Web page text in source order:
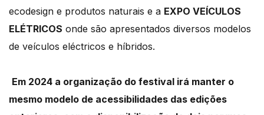
ecodesign e produtos naturais e a EXPO VEÍCULOS
ELÉTRICOS onde são apresentados diversos modelos
de veículos eléctricos e híbridos.
Em 2024 a organização do festival irá manter o
mesmo modelo de acessibilidades das edições